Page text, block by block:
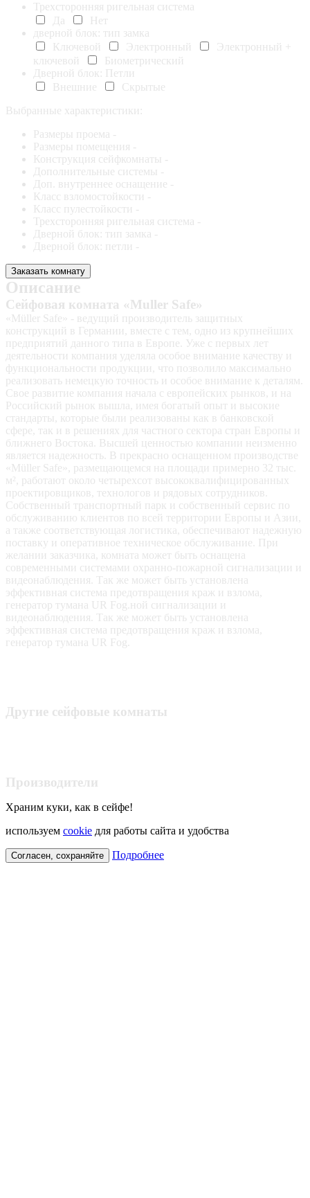
Трехсторонняя ригельная система
Да
Нет
дверной блок: тип замка
Ключевой
Электронный
Электронный +
ключевой
Биометрический
Дверной блок: Петли
Внешние
Скрытые
Выбранные характеристики:
Размеры проема -
Размеры помещения -
Конструкция сейфкомнаты -
Дополнительные системы -
Доп. внутреннее оснащение -
Класс взломостойкости -
Класс пулестойкости -
Трехсторонняя ригельная система -
Дверной блок: тип замка -
Дверной блок: петли -
Заказать комнату
Описание
Сейфовая комната «Muller Safe»
«Müller Safe» - ведущий производитель защитных
конструкций в Германии, вместе с тем, одно из крупнейших
предприятий данного типа в Европе. Уже с первых лет
деятельности компания уделяла особое внимание качеству и
функциональности продукции, что позволило максимально
реализовать немецкую точность и особое внимание к деталям.
Свое развитие компания начала с европейских рынков, и на
Российский рынок вышла, имея богатый опыт и высокие
стандарты, которые были реализованы как в банковской
сфере, так и в решениях для частного сектора стран Европы и
ближнего Востока. Высшей ценностью компании неизменно
является надежность. В прекрасно оснащенном производстве
«Müller Safe», размещающемся на площади примерно 32 тыс.
м², работают около четырехсот высококвалифицированных
проектировщиков, технологов и рядовых сотрудников.
Собственный транспортный парк и собственный сервис по
обслуживанию клиентов по всей территории Европы и Азии,
а также соответствующая логистика, обеспечивают надежную
поставку и оперативное техническое обслуживание. При
желании заказчика, комната может быть оснащена
современными системами охранно-пожарной сигнализации и
видеонаблюдения. Так же может быть установлена
эффективная система предотвращения краж и взлома,
генератор тумана UR Fog.ной сигнализации и
видеонаблюдения. Так же может быть установлена
эффективная система предотвращения краж и взлома,
генератор тумана UR Fog.
Другие сейфовые комнаты
Производители
Храним куки, как в сейфе!
используем cookie для работы сайта и удобства
Согласен, сохраняйте Подробнее